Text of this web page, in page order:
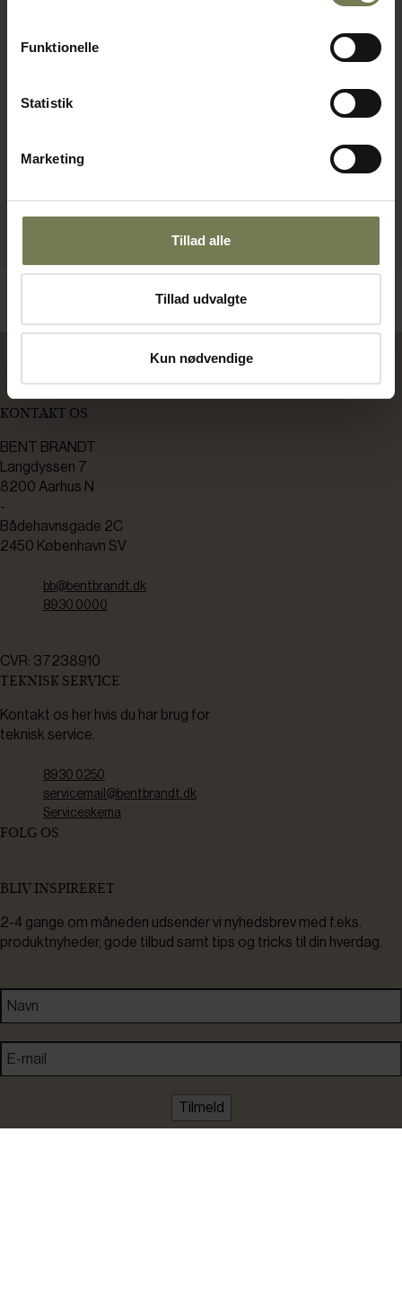
Funktionelle
Statistik
Marketing
Tillad alle
Tillad udvalgte
Kun nødvendige
KONTAKT OS
BENT BRANDT
Langdyssen 7
8200 Aarhus N
-
Bådehavnsgade 2C
2450 København SV
bb@bentbrandt.dk
8930 0000
CVR: 37238910
TEKNISK SERVICE
Kontakt os her hvis du har brug for
teknisk service.
8930 0250
servicemail@bentbrandt.dk
Serviceskema
FØLG OS
BLIV INSPIRERET
2-4 gange om måneden udsender vi nyhedsbrev med f.eks.
produktnyheder, gode tilbud samt tips og tricks til din hverdag.
Tilmeld